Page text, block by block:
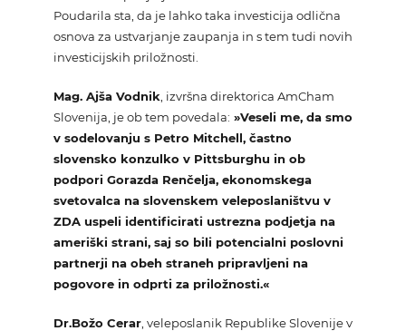
Poudarila sta, da je lahko taka investicija odlična
osnova za ustvarjanje zaupanja in s tem tudi novih
investicijskih priložnosti.
Mag. Ajša Vodnik , izvršna direktorica AmCham
Slovenija, je ob tem povedala: »Veseli me, da smo
v sodelovanju s Petro Mitchell, častno
slovensko konzulko v Pittsburghu in ob
podpori Gorazda Renčelja, ekonomskega
svetovalca na slovenskem veleposlaništvu v
ZDA uspeli identificirati ustrezna podjetja na
ameriški strani, saj so bili potencialni poslovni
partnerji na obeh straneh pripravljeni na
pogovore in odprti za priložnosti.«
Dr.Božo Cerar, veleposlanik Republike Slovenije v